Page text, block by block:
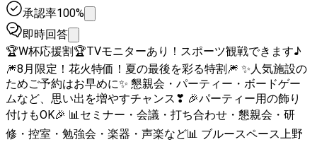
承認率100%
即時回答
🏆️W杯応援割🏆️TVモニターあり！スポーツ観戦できます♪
🎆8月限定！花火特価！夏の最後を彩る特割🎆 ✨人気施設の
ためご予約はお早めに✨ 懇親会・パーティー・ボードゲー
ムなど、思い出を増やすチャンス❣ 🎉パーティー用の飾り
付けもOK🎉 📊セミナー・会議・打ち合わせ・懇親会・研
修・控室・勉強会・楽器・声楽など📊 ブルースペース上野